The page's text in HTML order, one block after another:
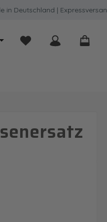
| Expressversand
Du hast 0 Produkte